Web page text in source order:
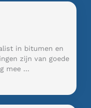
in bitumen en
zijn van goede
mee …